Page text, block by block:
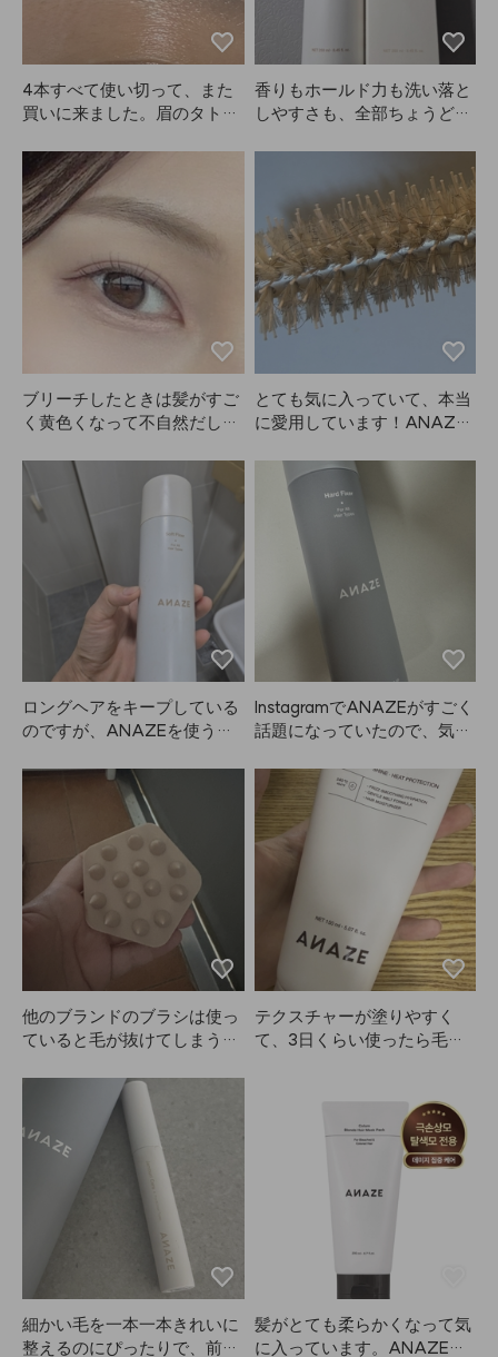
4本すべて使い切って、また
買いに来ました。眉のタトゥ
るくなることはないです😭
香りもホールド力も洗い落と
しやすさも、全部ちょうどよ
ブリーチしたときは髪がすご
く黄色くなって不自然だし、
が、ANAZEで染めたら本当
に自然でめっちゃ可愛く染ま
りました😭ANAZEを一度使
ったら他のはもう使えないっ
てくらい気に入ってます、
笑。染めた後もただ黄色っぽ
く抜けるんじゃなくて、アッ
シュ系に色落ちしてすごく満
足です。放置時間によって明
るさが変わるけど、長く置い
てもただ黄色くなるんじゃな
くて明るいアッシュになるの
なので4回使えるし、1つの量
も多くて2人でも十分使えそ
うです。ANAZEの商品はど
れも満足してて、絶対リピー
トします！
とても気に入っていて、本当
に愛用しています！ANAZE
さいのを長い髪やサイド、前
髪用にセットで購入しまし
た。熱伝導も良いし、冷める
のも早いので気に入っていま
す。セットで並べると見た目
も可愛くて大満足。もう2年
くらい使ってるのに、今さら
レビュー書きますが、今でも
すごく気に入っています。こ
のタイプのブラシは多少絡ま
るのは仕方ないですが、それ
でも使いやすいです。なんで
なのかわかりませんが
（笑）、商品には満足してい
るので書きました。次は別の
サイズも買いたいです！
ロングヘアをキープしている
のですが、ANAZEを使うと
す。
InstagramでANAZEがすごく
話題になっていたので、気に
思ったよりあまり使っていま
せん。効果がないわけじゃな
くて、スプレータイプなので
顔につきそうだし、その日の
うちに髪を洗わなきゃいけな
い気がして、なんとなく面倒
で…🤭🤭🤭 効果は広告通り
で、キープ力はしっかりあり
ます👍👍
他のブランドのブラシは使っ
ていると毛が抜けてしまうこ
Eのこれは一体型なのでとて
も良いと思います。これから
も使い続けてみます！
テクスチャーが塗りやすく
て、3日くらい使ったら毛先
当に髪の救世主。Kiuさんに
細かい毛を一本一本きれいに
整えるのにぴったりで、前髪
髪がとても柔らかくなって気
に入っています。ANAZEは